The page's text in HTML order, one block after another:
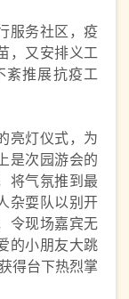
服务社区，疫
，又安排义工
紊推展抗疫工
亮灯仪式，为
是次园游会的
将气氛推到最
杂耍队以别开
令现场嘉宾无
的小朋友大跳
得台下热烈掌